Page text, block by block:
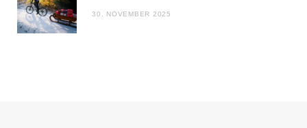
30. NOVEMBER 2025